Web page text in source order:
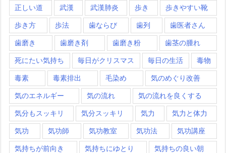
正しい道 武漢 武漢肺炎 歩き 歩きやすい靴
歩き方 歩法 歯ならび 歯列 歯医者さん
歯磨き 歯磨き剤 歯磨き粉 歯茎の腫れ
死にたい気持ち 毎日がクリスマス 毎日の生活 毒物
毒素 毒素排出 毛染め 気のめぐり改善
気のエネルギー 気の流れ 気の流れを良くする
気分もスッキリ 気分スッキリ 気力 気力と体力
気功 気功師 気功教室 気功法 気功講座
気持ちが前向き 気持ちにゆとり 気持ちの良い朝